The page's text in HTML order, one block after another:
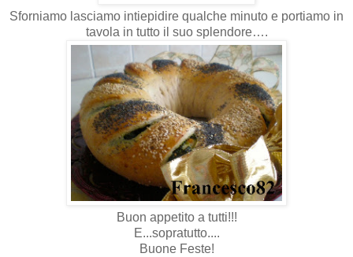
Sforniamo lasciamo intiepidire qualche minuto e portiamo in
tavola in tutto il suo splendore….
Buon appetito a tutti!!!
E...sopratutto....
Buone Feste!